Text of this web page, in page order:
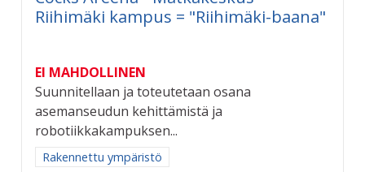
Riihimäki kampus = "Riihimäki-baana"
EI MAHDOLLINEN
Suunnitellaan ja toteutetaan osana
asemanseudun kehittämistä ja
robotiikkakampuksen...
Rajaa tulokset aihepiirin mukaan: Rakennettu ympäristö
Rakennettu ympäristö